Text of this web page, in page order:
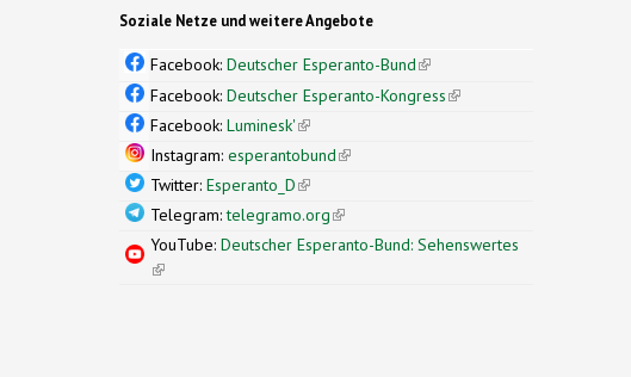
Soziale Netze und weitere Angebote
Facebook:Deutscher Esperanto-Bund(link is external)
Facebook:Deutscher Esperanto-Kongress(link is external)
Facebook:Luminesk'(link is external)
Instagram:esperantobund(link is external)
Twitter:Esperanto_D(link is external)
Telegram:telegramo.org(link is external)
YouTube:Deutscher Esperanto-Bund: Sehenswertes
(link is external)